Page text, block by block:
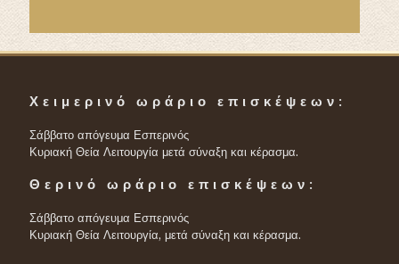
Χειμερινό ωράριο επισκέψεων:
Σάββατο απόγευμα Εσπερινός
Κυριακή Θεία Λειτουργία μετά σύναξη και κέρασμα.
Θερινό ωράριο επισκέψεων:
Σάββατο απόγευμα Εσπερινός
Κυριακή Θεία Λειτουργία, μετά σύναξη και κέρασμα.